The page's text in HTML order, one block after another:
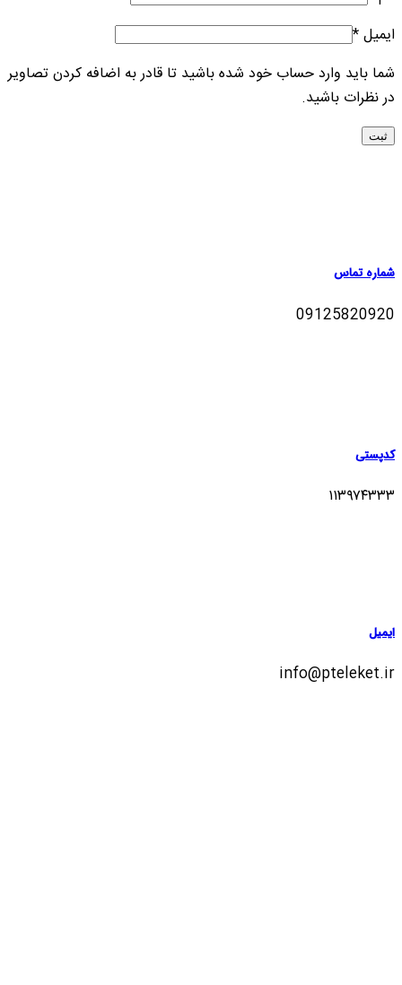
ایمیل*
شما باید وارد حساب خود شده باشید تا قادر به اضافه کردن تصاویر
در نظرات باشید.
شماره تماس
09125820920
کدپستی
۱۱۳۹۷۴۳۳۳
ایمیل
info@pteleket.ir